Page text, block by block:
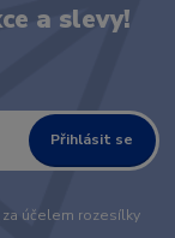
a slevy!
Přihlásit se
za účelem rozesílky